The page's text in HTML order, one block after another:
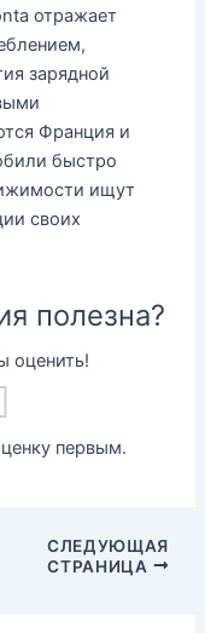
отражает
зарядной
Франция и
быстро
ищут
своих
полезна?
оценить!
первым.
СЛЕДУЮЩАЯ
СТРАНИЦА